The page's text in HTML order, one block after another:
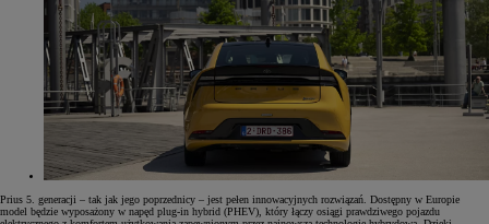
Prius 5. generacji – tak jak jego poprzednicy – jest pełen innowacyjnych rozwiązań. Dostępny w Europie
model będzie wyposażony w napęd plug-in hybrid (PHEV), który łączy osiągi prawdziwego pojazdu